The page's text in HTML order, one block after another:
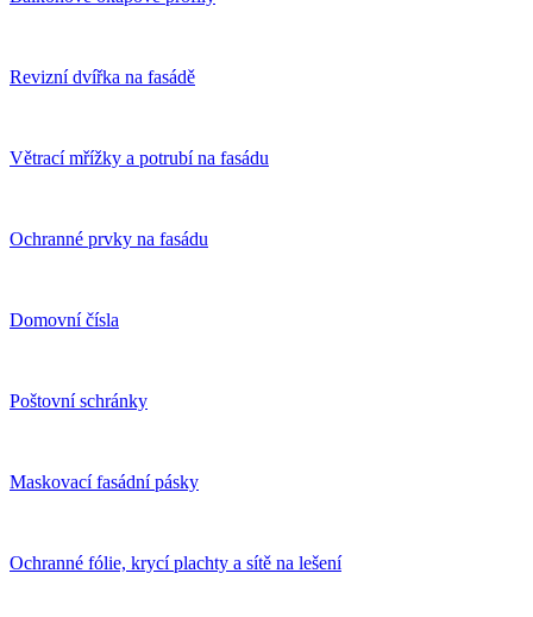
Revizní dvířka na fasádě
Větrací mřížky a potrubí na fasádu
Ochranné prvky na fasádu
Domovní čísla
Poštovní schránky
Maskovací fasádní pásky
Ochranné fólie, krycí plachty a sítě na lešení